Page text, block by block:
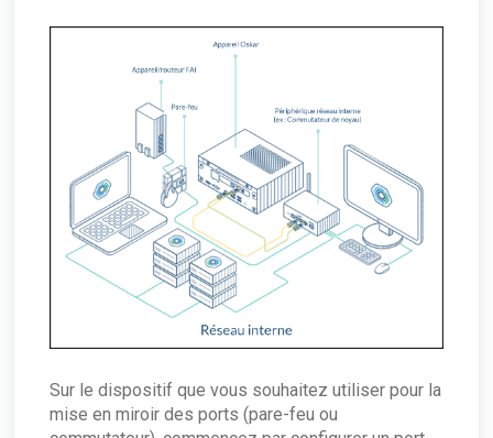
Sur le dispositif que vous souhaitez utiliser pour la
mise en miroir des ports (pare-feu ou